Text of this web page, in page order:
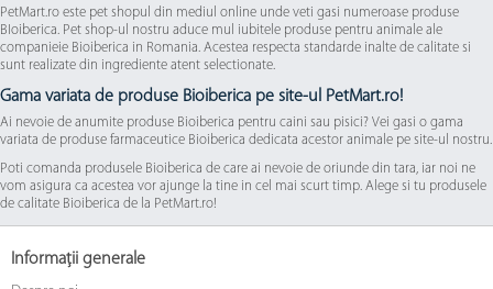
PetMart.ro este pet shopul din mediul online unde veti gasi numeroase produse
BIoiberica. Pet shop-ul nostru aduce mul iubitele produse pentru animale ale
companieie Bioiberica in Romania. Acestea respecta standarde inalte de calitate si
sunt realizate din ingrediente atent selectionate.
Gama variata de produse Bioiberica pe site-ul PetMart.ro!
Ai nevoie de anumite produse Bioiberica pentru caini sau pisici? Vei gasi o gama
variata de produse farmaceutice Bioiberica dedicata acestor animale pe site-ul nostru.
Poti comanda produsele Bioiberica de care ai nevoie de oriunde din tara, iar noi ne
vom asigura ca acestea vor ajunge la tine in cel mai scurt timp. Alege si tu produsele
de calitate Bioiberica de la PetMart.ro!
Informații generale